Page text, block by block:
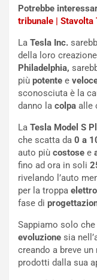
Potrebbe
tribunale | Stavolta
La Tesla Inc.
della loro
Philadelphia,
più potente e
sconosciuta è la
danno la colpa alle
La Tesla Model S
che scatta da 0 a
auto più costose e
fino ad ora in soli
rivelando l’auto
per la troppa
fase di
Sappiamo solo che
evoluzione sia
creando a breve un
prodotti dalla sua
u
o
d
a
u
n
S
V
E
e
c
a
a
F
A
S
m
n
s
c
e
C
o
s
a